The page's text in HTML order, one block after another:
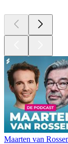
Maarten van